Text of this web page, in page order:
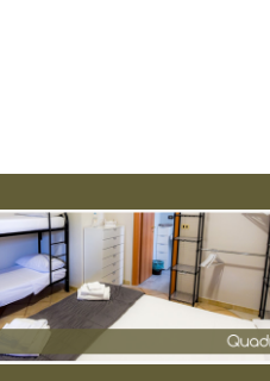
cottura composte da letto
e letto a castello.